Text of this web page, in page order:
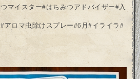
マイスター#はちみつアドバイザー#入
#アロマ虫除けスプレー#6 月#イライラ #